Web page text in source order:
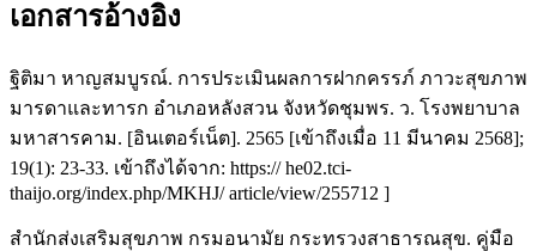
เอกสารอ้างอิง
ฐิติมา หาญสมบูรณ์. การประเมินผลการฝากครรภ์ ภาวะสุขภาพ
มารดาและทารก อำเภอหลังสวน จังหวัดชุมพร. ว. โรงพยาบาล
มหาสารคาม. [อินเตอร์เน็ต]. 2565 [เข้าถึงเมื่อ 11 มีนาคม 2568];
19(1): 23-33. เข้าถึงได้จาก: https:// he02.tci-
thaijo.org/index.php/MKHJ/ article/view/255712 ]
สำนักส่งเสริมสุขภาพ กรมอนามัย กระทรวงสาธารณสุข. คู่มือ